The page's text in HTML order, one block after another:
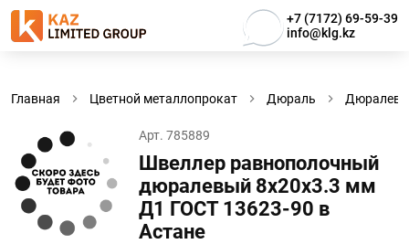
+7 (7172) 69-59-39
info@klg.kz
Главная Цветной металлопрокат Дюраль
Арт. 785889
Швеллер равнополочный
дюралевый 8х20х3.3 мм
Д1 ГОСТ 13623-90 в
Астанe